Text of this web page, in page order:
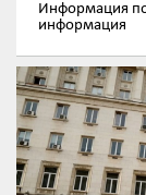
Информация по
информация